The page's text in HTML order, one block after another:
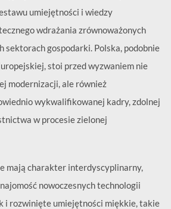
umiejętności i wiedzy
wdrażania zrównoważonych
sektorach gospodarki. Polska, podobnie
stoi przed wyzwaniem nie
modernizacji, ale również
wykwalifikowanej kadry, zdolnej
w procesie zielonej
mają charakter interdyscyplinarny,
nowoczesnych technologii
i rozwinięte umiejętności miękkie, takie